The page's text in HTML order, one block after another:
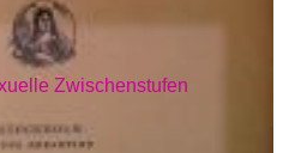
Zwischenstufen